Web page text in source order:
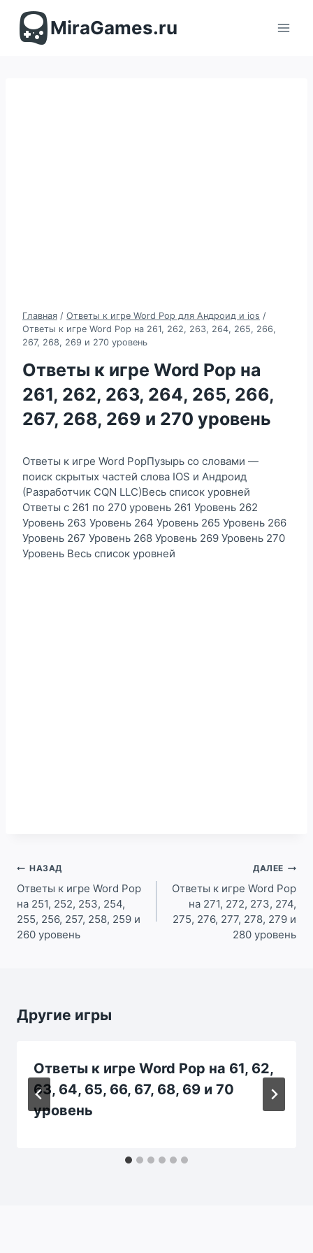
содержимомуMiraGames.ru
Главная / Ответы к игре Word Pop для Андроид и ios /
Ответы к игре Word Pop на 261, 262, 263, 264, 265, 266,
267, 268, 269 и 270 уровень
Ответы к игре Word Pop на
261, 262, 263, 264, 265, 266,
267, 268, 269 и 270 уровень
Ответы к игре Word PopПузырь со словами —
поиск скрытых частей слова IOS и Андроид
(Разработчик CQN LLC)Весь список уровней
Ответы с 261 по 270 уровень 261 Уровень 262
Уровень 263 Уровень 264 Уровень 265 Уровень 266
Уровень 267 Уровень 268 Уровень 269 Уровень 270
Уровень Весь список уровней
Навигация
по
записям
НАЗАД
Ответы к игре Word Pop
на 251, 252, 253, 254,
255, 256, 257, 258, 259 и
260 уровень
ДАЛЕЕ
Ответы к игре Word Pop
на 271, 272, 273, 274,
275, 276, 277, 278, 279 и
280 уровень
Другие игры
Ответы к игре Word Pop на 61, 62,
63, 64, 65, 66, 67, 68, 69 и 70
уровень